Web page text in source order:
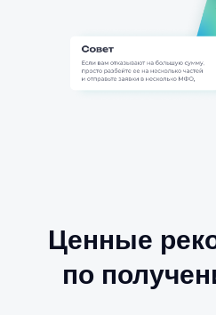
Ценные
по